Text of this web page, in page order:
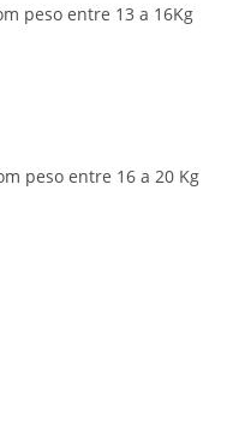
peso entre 13 a 16Kg
peso entre 16 a 20 Kg